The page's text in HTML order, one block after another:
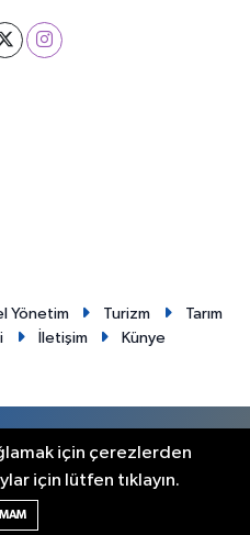
Yönetim Turizm
Tarım
İletişim Künye
için çerezlerden
için lütfen tıklayın.